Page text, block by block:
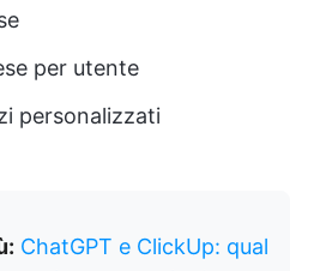
per utente
personalizzati
ChatGPT e ClickUp: qual